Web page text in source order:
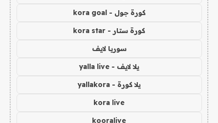
كورة جول - kora goal
كورة ستار - kora star
سوريا لايف
يلا لايف - yalla live
يلا كورة - yallakora
kora live
kooralive